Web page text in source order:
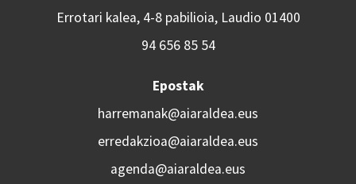
Errotari kalea, 4-8 pabilioia, Laudio 01400
94 656 85 54
Epostak
harremanak@aiaraldea.eus
erredakzioa@aiaraldea.eus
agenda@aiaraldea.eus